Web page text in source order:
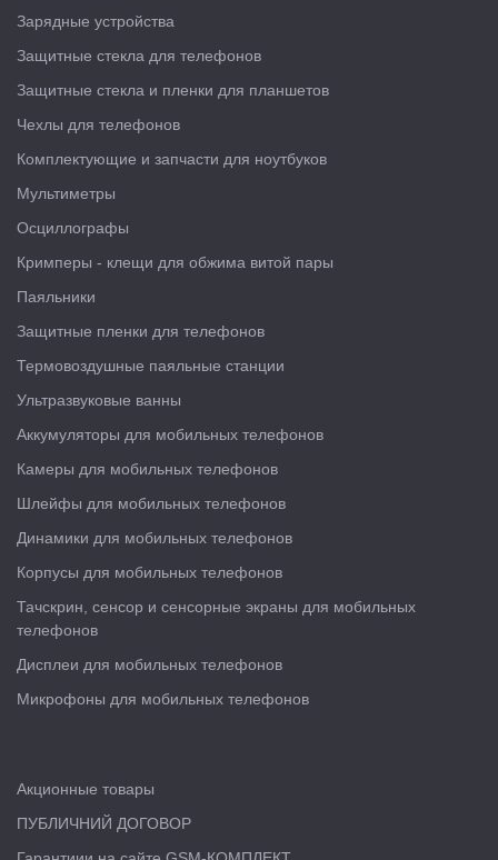
Зарядные устройства
Защитные стекла для телефонов
Защитные стекла и пленки для планшетов
Чехлы для телефонов
Комплектующие и запчасти для ноутбуков
Мультиметры
Осциллографы
Кримперы - клещи для обжима витой пары
Паяльники
Защитные пленки для телефонов
Термовоздушные паяльные станции
Ультразвуковые ванны
Аккумуляторы для мобильных телефонов
Камеры для мобильных телефонов
Шлейфы для мобильных телефонов
Динамики для мобильных телефонов
Корпусы для мобильных телефонов
Тачскрин, сенсор и сенсорные экраны для мобильных
телефонов
Дисплеи для мобильных телефонов
Микрофоны для мобильных телефонов
Акционные товары
ПУБЛИЧНИЙ ДОГОВОР